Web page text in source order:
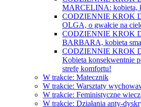
MARCELINA: kobieta,
CODZIENNIE KROK
OLGA, o gwałcie na
CODZIENNIE KROK
BARBARA, kobieta
CODZIENNIE KROK
Kobieta konsekwentnie
strefę komfortu!
W trakcie: Matecznik
W trakcie: Warsztaty
W trakcie: Feministyczne
W trakcie: Działania anty-